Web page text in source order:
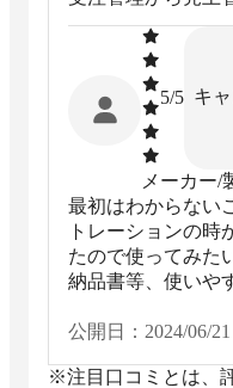
5/5 キ
メーカー/
最初はわからない
トレーションの時
たので使ってみた
納品書等、使いや
公開日： 2024/06/21
※注目口コミとは、